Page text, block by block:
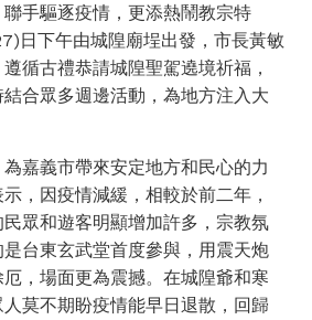
聯手驅逐疫情，更添熱鬧教宗特
日下午由城隍廟埕出發，市長黃敏
循古禮恭請城隍聖駕遶境祈福，
合眾多週邊活動，為地方注入大
為嘉義市帶來安定地方和民心的力
，因疫情減緩，相較於前二年，
眾和遊客明顯增加許多，宗教氛
台東玄武堂首度參與，用震天炮
，場面更為震撼。在城隍爺和寒
莫不期盼疫情能早日退散，回歸